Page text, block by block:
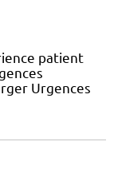
patient
Urgences